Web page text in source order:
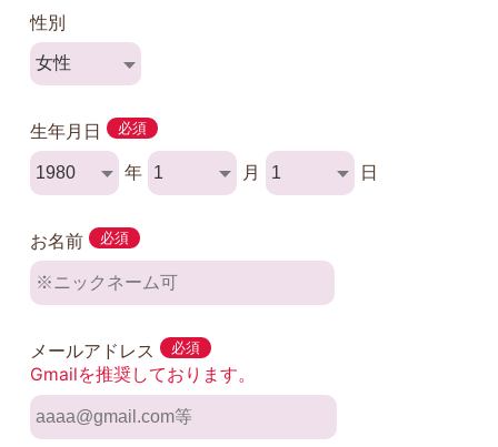
性別
生年月日 必須
年 月 日
お名前 必須
メールアドレス 必須
Gmailを推奨しております。